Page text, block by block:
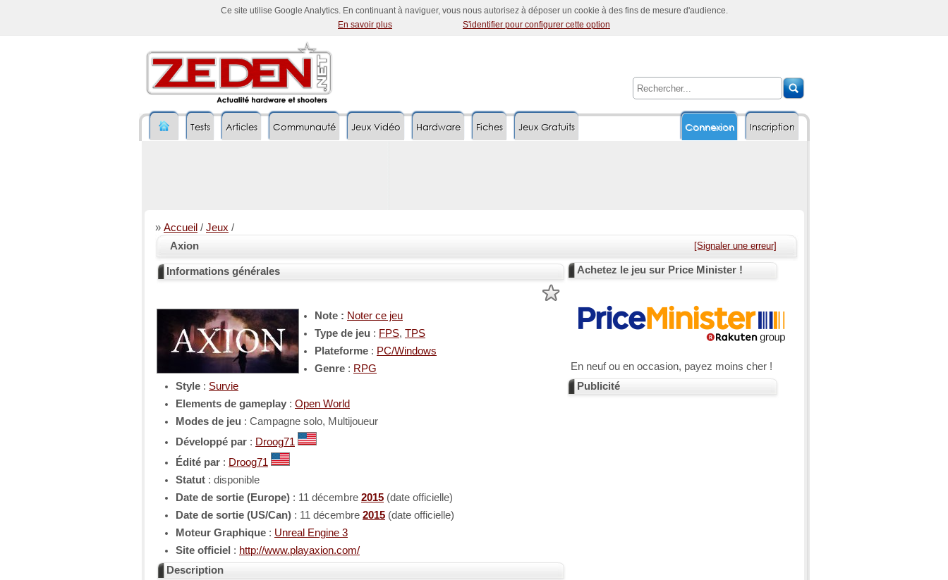
Ce site utilise Google Analytics. En continuant à naviguer, vous nous autorisez à déposer un cookie à des fins de mesure d'audience.
En savoir plus
S'identifier pour configurer cette option
Inscription
Tests Articles Communauté Jeux Vidéo Hardware Fiches Connexion
Jeux Gratuits
» Accueil / Jeux /
[Signaler une erreur]
Axion
Informations générales
Note : Noter ce jeu
Type de jeu : FPS, TPS
Plateforme : PC/Windows
Genre : RPG
Style : Survie
Elements de gameplay : Open World
Modes de jeu : Campagne solo, Multijoueur
Développé par : Droog71
Édité par : Droog71
Statut : disponible
Date de sortie (Europe) : 11 décembre 2015 (date officielle)
Date de sortie (US/Can) : 11 décembre 2015 (date officielle)
Moteur Graphique : Unreal Engine 3
Site officiel : http://www.playaxion.com/
Description
Achetez le jeu sur Price Minister !
En neuf ou en occasion, payez moins cher !
Publicité